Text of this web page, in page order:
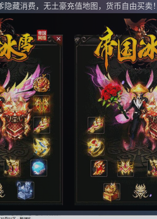
隐藏消费，无土豪充值地图，货币自由买卖！